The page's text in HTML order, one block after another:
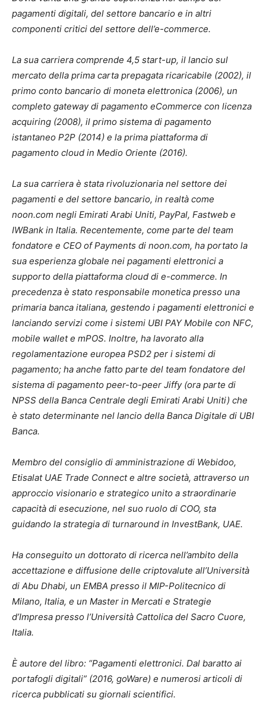
pagamenti digitali, del settore bancario e in altri
componenti critici del settore dell’e-commerce.
La sua carriera comprende 4,5 start-up, il lancio sul
mercato della prima carta prepagata ricaricabile (2002), il
primo conto bancario di moneta elettronica (2006), un
completo gateway di pagamento eCommerce con licenza
acquiring (2008), il primo sistema di pagamento
istantaneo P2P (2014) e la prima piattaforma di
pagamento cloud in Medio Oriente (2016).
La sua carriera è stata rivoluzionaria nel settore dei
pagamenti e del settore bancario, in realtà come
noon.com negli Emirati Arabi Uniti, PayPal, Fastweb e
IWBank in Italia. Recentemente, come parte del team
fondatore e CEO of Payments di noon.com, ha portato la
sua esperienza globale nei pagamenti elettronici a
supporto della piattaforma cloud di e-commerce. In
precedenza è stato responsabile monetica presso una
primaria banca italiana, gestendo i pagamenti elettronici e
lanciando servizi come i sistemi UBI PAY Mobile con NFC,
mobile wallet e mPOS. Inoltre, ha lavorato alla
regolamentazione europea PSD2 per i sistemi di
pagamento; ha anche fatto parte del team fondatore del
sistema di pagamento peer-to-peer Jiffy (ora parte di
NPSS della Banca Centrale degli Emirati Arabi Uniti) che
è stato determinante nel lancio della Banca Digitale di UBI
Banca.
Membro del consiglio di amministrazione di Webidoo,
Etisalat UAE Trade Connect e altre società, attraverso un
approccio visionario e strategico unito a straordinarie
capacità di esecuzione, nel suo ruolo di COO, sta
guidando la strategia di turnaround in InvestBank, UAE.
Ha conseguito un dottorato di ricerca nell’ambito della
accettazione e diffusione delle criptovalute all’Università
di Abu Dhabi, un EMBA presso il MIP-Politecnico di
Milano, Italia, e un Master in Mercati e Strategie
d’Impresa presso l’Università Cattolica del Sacro Cuore,
Italia.
È autore del libro: “Pagamenti elettronici. Dal baratto ai
portafogli digitali” (2016, goWare) e numerosi articoli di
ricerca pubblicati su giornali scientifici.